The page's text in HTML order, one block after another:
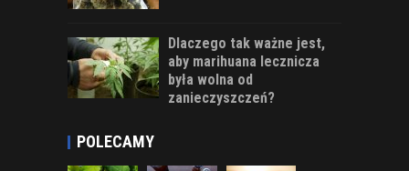
Dlaczego tak ważne jest,
aby marihuana lecznicza
była wolna od
zanieczyszczeń?
POLECAMY